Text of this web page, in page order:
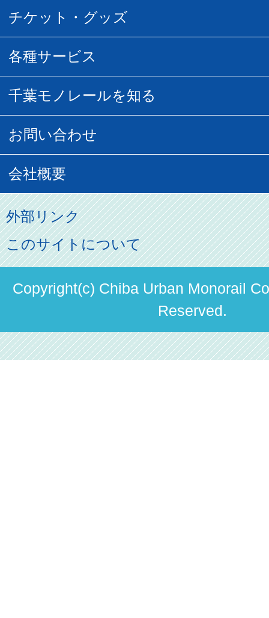
空の散歩道
URBAN FLYER時刻表
団体乗車
貸切列車
乗車券の種類
フリーきっぷ
記念切符
割引制度
その他のご案内
パスモのご案内
運送約款
チケット・グッズ
駅窓口販売チケット
葭川となみグッズ
初音ミクグッズ
俺の妹。
各種サービス
モノちゃんトラベル
広告募集
直営駐車場パーク＆ライド
ステーションギャラリー
駅構内出店者様募集
千葉モノレールを知る
営業距離世界最長
モノちゃん
お問い合わせ
お客様の声
よくあるご質問
お問い合わせ先
会社概要
会社概要
社長ごあいさつ
安全報告書
外部リンク
このサイトについて
Copyright(c) Chiba Urban Monorail
Reserved.